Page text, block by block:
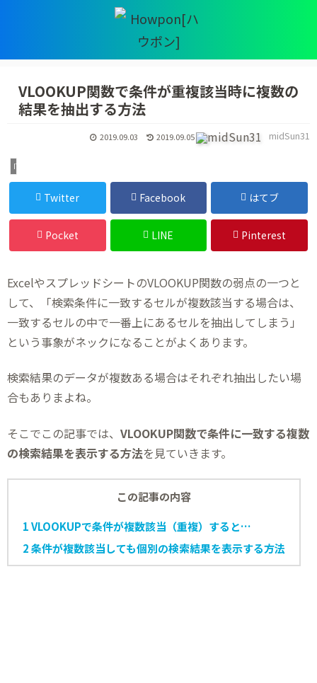
VLOOKUP関数で条件が重複該当時に複数の
結果を抽出する方法
midSun31
2019.09.05
2019.09.03
IT・デジタル
Twitter Facebook はてブ
Pocket LINE Pinterest
ExcelやスプレッドシートのVLOOKUP関数の弱点の一つと
して、「検索条件に一致するセルが複数該当する場合は、
一致するセルの中で一番上にあるセルを抽出してしまう」
という事象がネックになることがよくあります。
検索結果のデータが複数ある場合はそれぞれ抽出したい場
合もありまよね。
そこでこの記事では、 VLOOKUP関数で条件に一致する複数
の検索結果を表示する方法を見ていきます。
この記事の内容
1VLOOKUPで条件が複数該当（重複）すると…
2条件が複数該当しても個別の検索結果を表示する方法